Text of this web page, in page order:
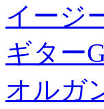
イージ
ギター
オルガ